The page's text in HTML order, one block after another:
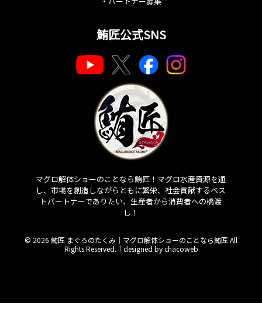
鮪匠公式SNS
マグロ解体ショーのことなら鮪匠！マグロ水産資源を通
し、市場を創造しながらともに繁栄、社会貢献するベス
トパートナーでありたい、生産者から消費者への橋渡
し！
© 2026 鮪匠 まぐろのたくみ｜マグロ解体ショーのことなら鮪匠 All
Rights Reserved.｜ designed by chacoweb